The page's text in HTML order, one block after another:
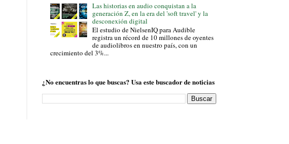
Las historias en audio conquistan a la
generación Z, en la era del 'soft travel' y la
desconexión digital
El estudio de NielsenIQ para Audible
registra un récord de 10 millones de oyentes
de audiolibros en nuestro país, con un
crecimiento del 3%...
¿No encuentras lo que buscas? Usa este buscador de noticias